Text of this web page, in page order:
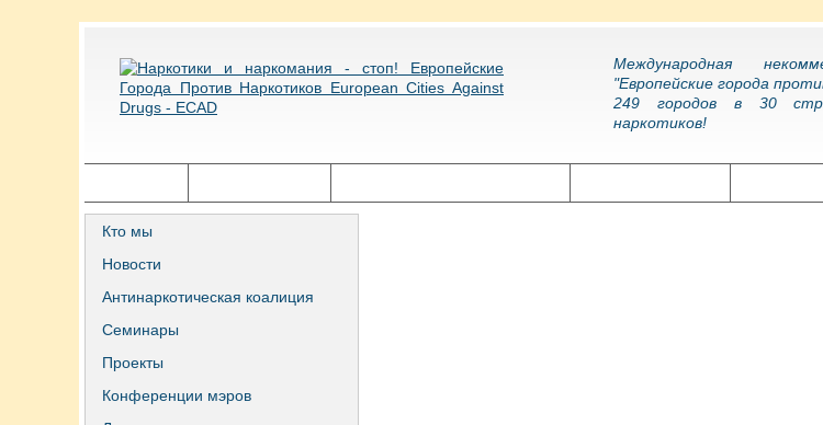
Международная
"Европейские города
249 городов в 30
наркотиков!
Кто мы
Новости
Антинаркотическая коалиция
Семинары
Проекты
Конференции мэров